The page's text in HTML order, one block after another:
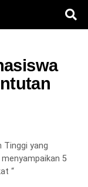
Tinggi yang
5
“